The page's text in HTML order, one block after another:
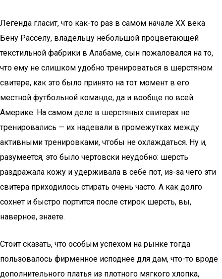
Легенда гласит, что как-то раз в самом начале ХХ века
Бену Расселу, владельцу небольшой процветающей
текстильной фабрики в Алабаме, сын пожаловался на то,
что ему не слишком удобно тренироваться в шерстяном
свитере, как это было принято на тот момент в его
местной футбольной команде, да и вообще по всей
Америке. На самом деле в шерстяных свитерах не
тренировались — их надевали в промежутках между
активными тренировками, чтобы не охлаждаться. Ну и,
разумеется, это было чертовски неудобно: шерсть
раздражала кожу и удерживала в себе пот, из-за чего эти
свитера приходилось стирать очень часто. А как долго
сохнет и быстро портится после стирок шерсть, вы,
наверное, знаете.
Стоит сказать, что особым успехом на рынке тогда
пользовалось фирменное исподнее для дам, что-то вроде
дополнительного платья из плотного мягкого хлопка,